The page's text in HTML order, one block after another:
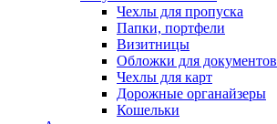
Чехлы для пропуска
Папки, портфели
Визитницы
Обложки для документов
Чехлы для карт
Дорожные органайзеры
Кошельки